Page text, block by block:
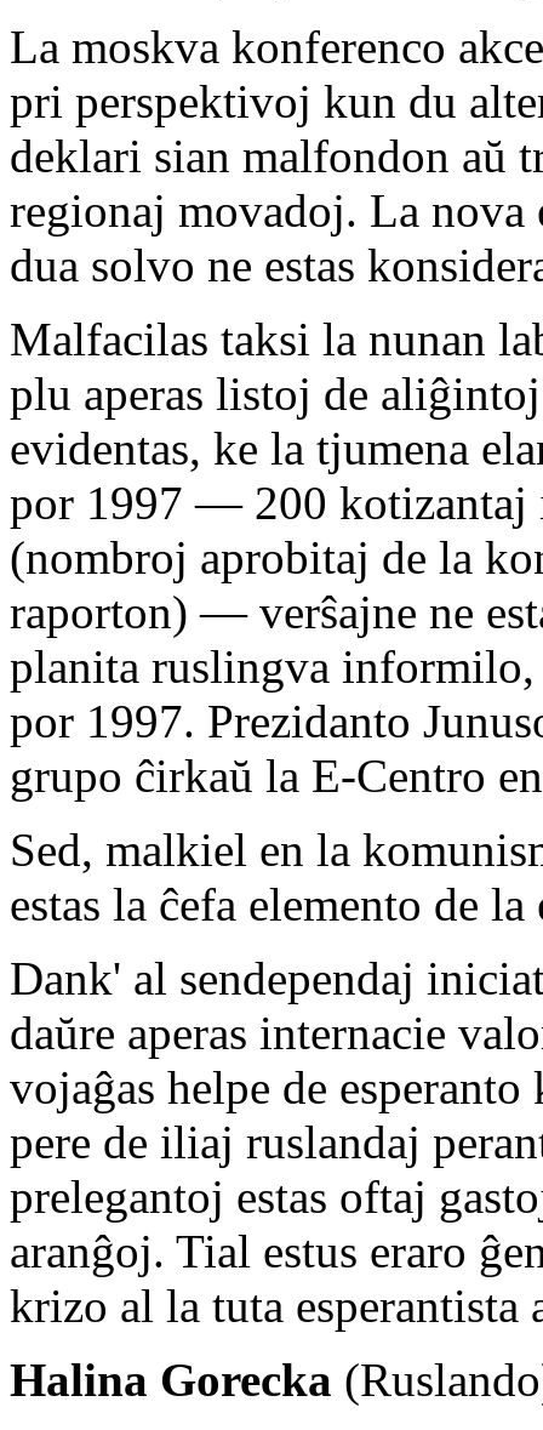
La moskva konferenco
pri perspektivoj kun du
deklari sian malfondon aŭ
regionaj movadoj. La nova
dua solvo ne estas
Malfacilas taksi la nunan
plu aperas listoj de
evidentas, ke la tjumena
por 1997 — 200
(nombroj aprobitaj de la
raporton) — verŝajne ne
planita ruslingva
por 1997. Prezidanto
grupo ĉirkaŭ la E-Centro
Sed, malkiel en la
estas la ĉefa elemento de
Dank' al sendependaj
daŭre aperas internacie
vojaĝas helpe de
pere de iliaj ruslandaj
prelegantoj estas oftaj
aranĝoj. Tial estus eraro
krizo al la tuta esperantista
Halina Gorecka